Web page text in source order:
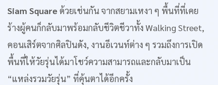
Siam Square ด้วยเช่นกัน จากสยามเหงา ๆ พื้นที่ที่เคย
ร้างผู้คนก็กลับมาพร้อมกลับชีวิตชีวาทั้ง Walking Street,
คอนเสิร์ตจากศิลปินดัง, งานอีเวนท์ต่าง ๆ รวมถึงการเปิด
พื้นที่ให้วัยรุ่นได้มาโชว์ความสามารถและกลับมาเป็น
“แหล่งรวมวัยรุ่น” ที่คุ้นตาได้อีกครั้ง